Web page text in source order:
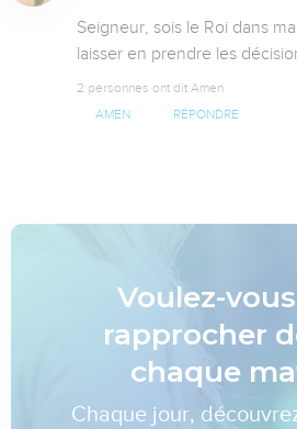
Seigneur, sois le Roi dans
laisser en prendre les
2 personnes ont dit Amen
AMEN RÉPONDRE
Voulez-
rapprocher
chaque
Chaque jour,